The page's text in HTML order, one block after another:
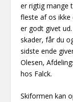
er rigtig mange
fleste af os ikke
er godt givet
skader, får du
sidste ende
Olesen,
hos Falck.
Skiformen kan